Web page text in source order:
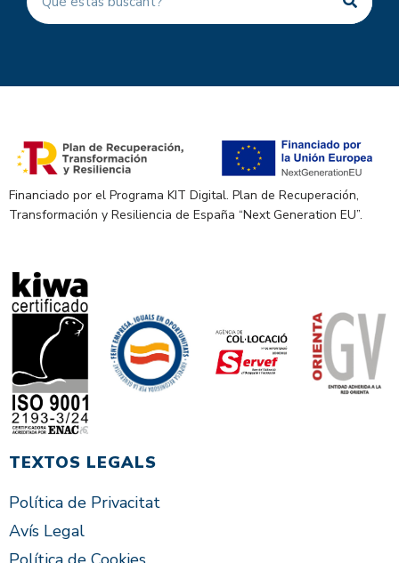
Financiado por el Programa KIT Digital. Plan de Recuperación,
Transformación y Resiliencia de España “Next Generation EU”.
TEXTOS LEGALS
Política de Privacitat
Avís Legal